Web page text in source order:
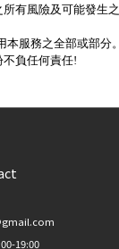
有風險及可能發生之
服務之全部或部分。
負任何責任!
19:00